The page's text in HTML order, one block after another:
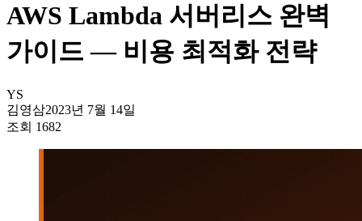
AWS Lambda 서버리스 완벽
가이드 — 비용 최적화 전략
YS
김영삼2023년 7월 14일
조회 1682